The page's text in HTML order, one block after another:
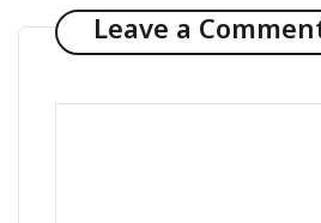
Leave a